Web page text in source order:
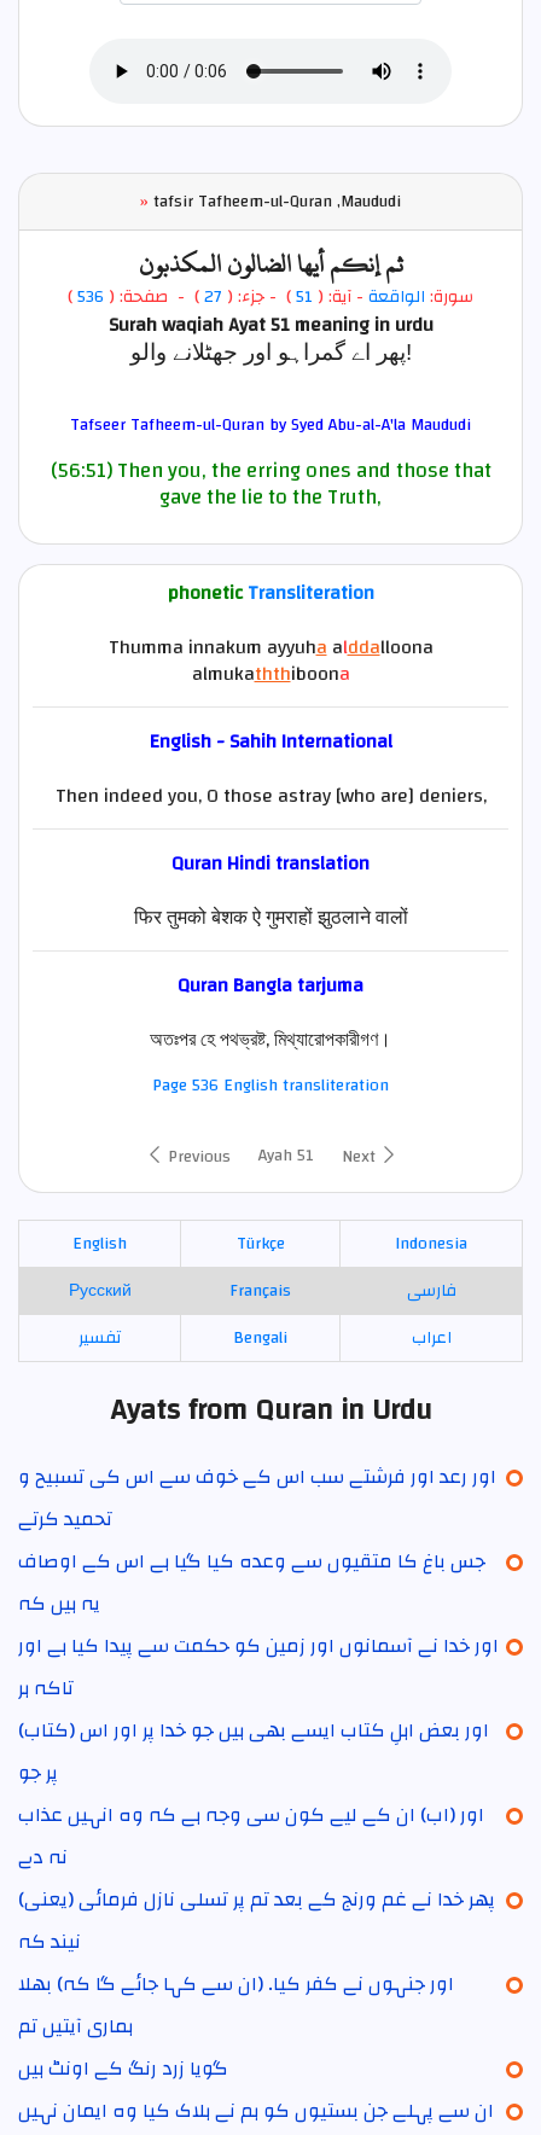
»tafsir Tafheem-ul-Quran ,Maududi
ثم إنكم أيها الضالون المكذبون
سورة:الواقعة- آية: ( 51
) - جزء: ( 27) - صفحة: (536
)
Surah waqiah Ayat 51meaning in urdu
پھر اے گمراہو اور جھٹلانے والو!
Tafseer Tafheem-ul-Quran by Syed Abu-al-A'la Maududi
(56:51) Then you, the erring ones and those that
gave the lie to the Truth,
phoneticTransliteration
Thumma innakum ayyuhaalddalloona
almukaththiboona
English - Sahih International
Then indeed you, O those astray [who are] deniers,
QuranHinditranslation
फिर तुमको बेशक ऐ गुमराहों झुठलाने वालों
Quran Bangla tarjuma
অতঃপর হে পথভ্রষ্ট, মিথ্যারোপকারীগণ।
Page 536 English transliteration
Previous Ayah 51 Next
English Türkçe
Indonesia
Русский
Français
فارسی
تفسير
Bengali اعراب
Ayats from Quran in Urdu
اور رعد اور فرشتے سب اس کے خوف سے اس کی تسبیح و
تحمید کرتے
جس باغ کا متقیوں سے وعدہ کیا گیا ہے اس کے اوصاف
یہ ہیں کہ
اور خدا نے آسمانوں اور زمین کو حکمت سے پیدا کیا ہے اور
تاکہ ہر
اور بعض اہلِ کتاب ایسے بھی ہیں جو خدا پر اور اس (کتاب)
پر جو
اور (اب) ان کے لیے کون سی وجہ ہے کہ وہ انہیں عذاب
نہ دے
پھر خدا نے غم ورنج کے بعد تم پر تسلی نازل فرمائی (یعنی)
نیند کہ
اور جنہوں نے کفر کیا۔ (ان سے کہا جائے گا کہ) بھلا
ہماری آیتیں تم
گویا زرد رنگ کے اونٹ ہیں
ان سے پہلے جن بستیوں کو ہم نے ہلاک کیا وہ ایمان نہیں